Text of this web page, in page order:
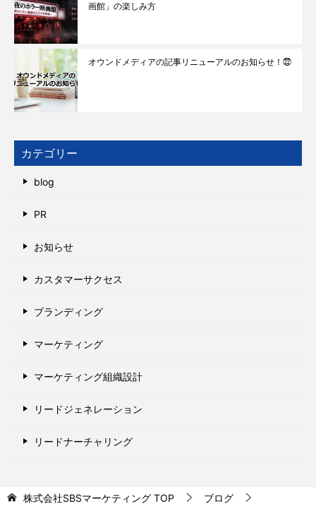
画館」の楽しみ方
オウンドメディアの記事リニューアルのお知らせ！㉒
カテゴリー
blog
PR
お知らせ
カスタマーサクセス
ブランディング
マーケティング
マーケティング組織設計
リードジェネレーション
リードナーチャリング
株式会社SBSマーケティング TOP
ブログ